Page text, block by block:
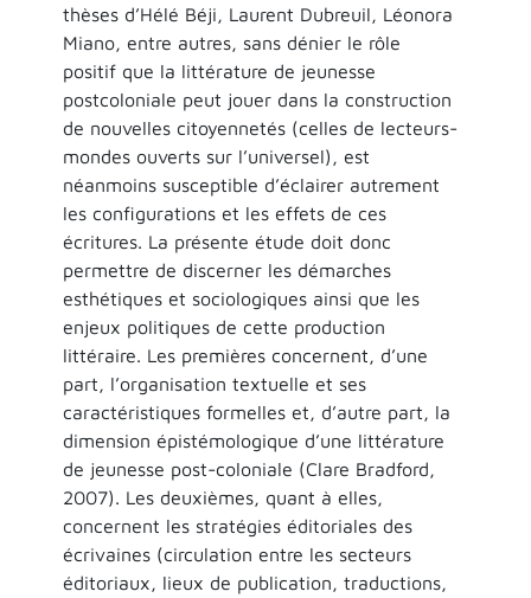
thèses d’Hélé Béji, Laurent Dubreuil, Léonora
Miano, entre autres, sans dénier le rôle
positif que la littérature de jeunesse
postcoloniale peut jouer dans la construction
de nouvelles citoyennetés (celles de lecteurs-
mondes ouverts sur l’universel), est
néanmoins susceptible d’éclairer autrement
les configurations et les effets de ces
écritures. La présente étude doit donc
permettre de discerner les démarches
esthétiques et sociologiques ainsi que les
enjeux politiques de cette production
littéraire. Les premières concernent, d’une
part, l’organisation textuelle et ses
caractéristiques formelles et, d’autre part, la
dimension épistémologique d’une littérature
de jeunesse post-coloniale (Clare Bradford,
2007). Les deuxièmes, quant à elles,
concernent les stratégies éditoriales des
écrivaines (circulation entre les secteurs
éditoriaux, lieux de publication, traductions,